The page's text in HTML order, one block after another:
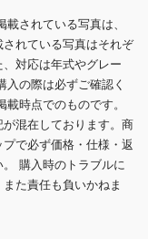
されている写真は、
れている写真はそれぞ
対応は年式やグレー
入の際は必ずご確認く
時点でのものです。
混在しております。商
で必ず価格・仕様・返
購入時のトラブルに
た責任も負いかねま